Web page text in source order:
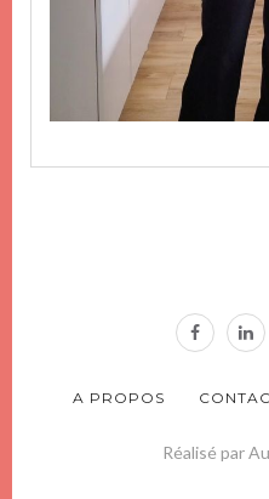
A PROPOS
Réalisé par